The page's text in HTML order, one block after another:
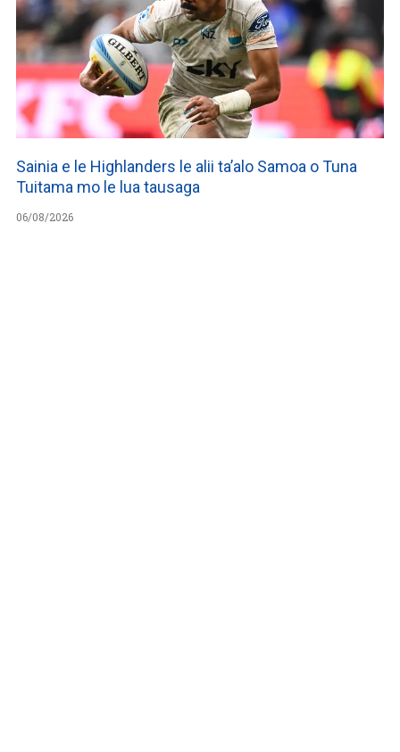
Sainia e le Highlanders le alii ta’alo Samoa o Tuna
Tuitama mo le lua tausaga
06/08/2026